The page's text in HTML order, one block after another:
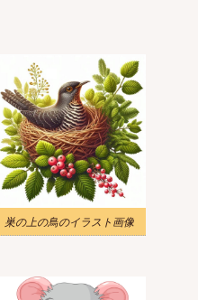
巣の上の鳥のイラスト画像